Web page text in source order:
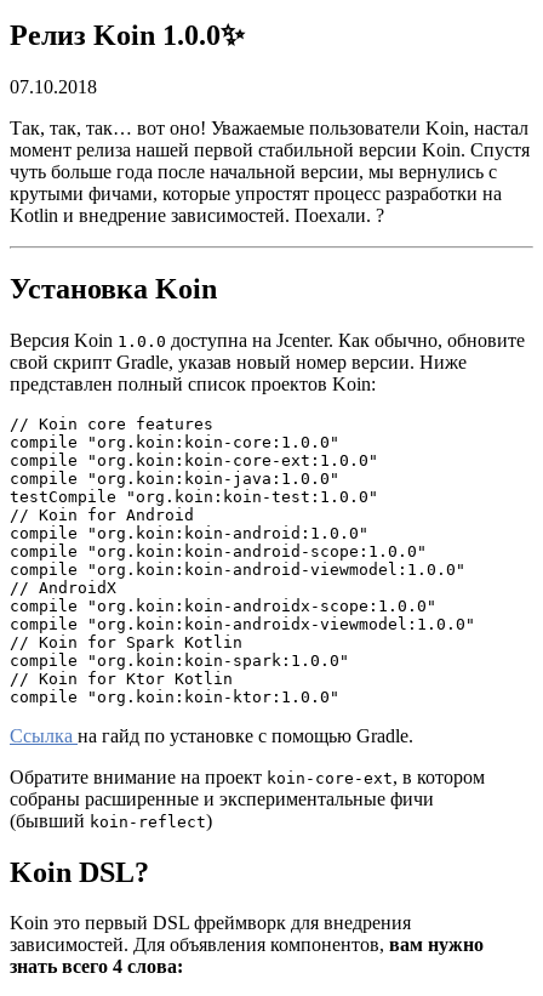
Релиз Koin 1.0.0✨
07.10.2018
Так, так, так… вот оно! Уважаемые пользователи Koin, настал
момент релиза нашей первой стабильной версии Koin. Спустя
чуть больше года после начальной версии, мы вернулись с
крутыми фичами, которые упростят процесс разработки на
Kotlin и внедрение зависимостей. Поехали. ?
Установка Koin
Версия Koin 1.0.0 доступна на Jcenter. Как обычно, обновите
свой скрипт Gradle, указав новый номер версии. Ниже
представлен полный список проектов Koin:
// Koin core features
compile "org.koin:koin-core:1.0.0"
compile "org.koin:koin-core-ext:1.0.0"
compile "org.koin:koin-java:1.0.0"
testCompile "org.koin:koin-test:1.0.0"
// Koin for Android
compile "org.koin:koin-android:1.0.0"
compile "org.koin:koin-android-scope:1.0.0"
compile "org.koin:koin-android-viewmodel:1.0.0"
// AndroidX
compile "org.koin:koin-androidx-scope:1.0.0"
compile "org.koin:koin-androidx-viewmodel:1.0.0"
// Koin for Spark Kotlin
compile "org.koin:koin-spark:1.0.0"
// Koin for Ktor Kotlin
compile "org.koin:koin-ktor:1.0.0"
Ссылка на гайд по установке с помощью Gradle.
Обратите внимание на проект koin-core-ext, в котором
собраны расширенные и экспериментальные фичи
(бывший koin-reflect)
Koin DSL?
Koin это первый DSL фреймворк для внедрения
зависимостей. Для объявления компонентов, вам нужно
знать всего 4 слова: